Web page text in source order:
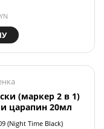
(маркер 2 в 1)
царапин 20мл
(Night Time Black)